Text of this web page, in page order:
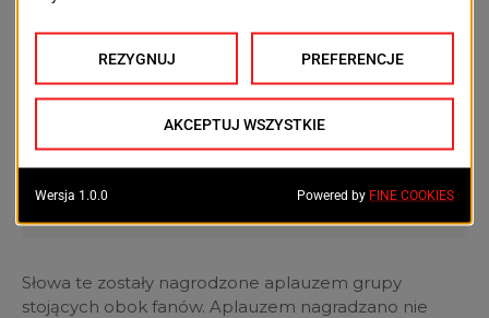
Słowa te zostały nagrodzone aplauzem grupy
stojących obok fanów. Aplauzem nagradzano nie